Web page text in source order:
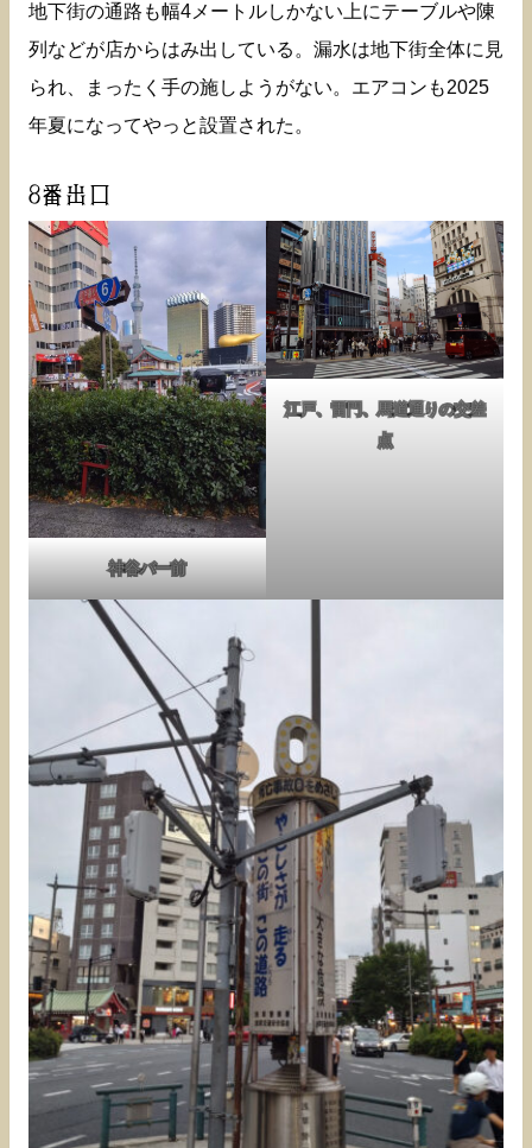
地下街の通路も幅4メートルしかない上にテーブルや陳
列などが店からはみ出している。漏水は地下街全体に見
られ、まったく手の施しようがない。エアコンも2025
年夏になってやっと設置された。
8番出口
神谷バー前
江戸、雷門、馬道通りの交差
点